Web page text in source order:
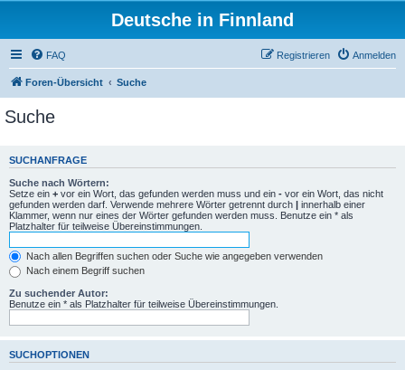
Deutsche in Finnland
FAQ Anmelden
Registrieren
Foren-Übersicht Suche
Suche
SUCHANFRAGE
Suche nach Wörtern:
Setze ein + vor ein Wort, das gefunden werden muss und ein - vor ein Wort, das nicht
gefunden werden darf. Verwende mehrere Wörter getrennt durch | innerhalb einer
Klammer, wenn nur eines der Wörter gefunden werden muss. Benutze ein * als
Platzhalter für teilweise Übereinstimmungen.
Nach allen Begriffen suchen oder Suche wie angegeben verwenden
Nach einem Begriff suchen
Zu suchender Autor:
Benutze ein * als Platzhalter für teilweise Übereinstimmungen.
SUCHOPTIONEN